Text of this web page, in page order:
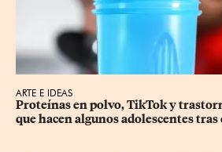
ARTE E IDEAS
Proteínas en polvo, TikTok y
que hacen algunos adolescentes